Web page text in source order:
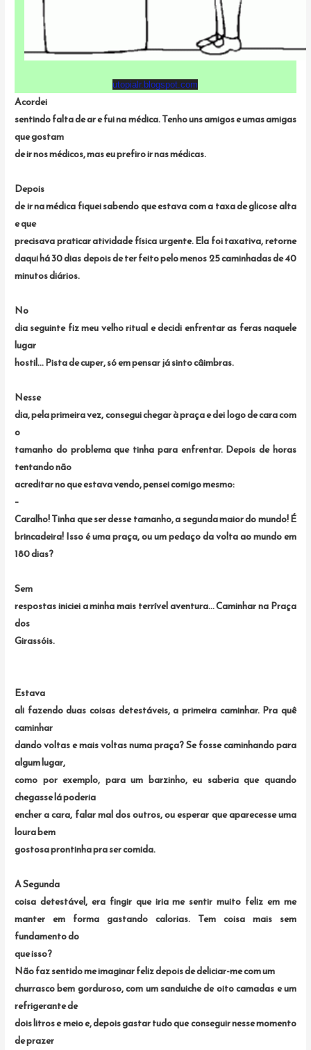
utopialr.blogspot.com
Acordei
sentindo falta de ar e fui na médica. Tenho uns amigos e umas amigas
que gostam
de ir nos médicos, mas eu prefiro ir nas médicas.
Depois
de ir na médica fiquei sabendo que estava com a taxa de glicose alta
e que
precisava praticar atividade física urgente. Ela foi taxativa, retorne
daqui há 30 dias depois de ter feito pelo menos 25 caminhadas de 40
minutos diários.
No
dia seguinte fiz meu velho ritual e decidi enfrentar as feras naquele
lugar
hostil… Pista de cuper, só em pensar já sinto câimbras.
Nesse
dia, pela primeira vez, consegui chegar à praça e dei logo de cara com
o
tamanho do problema que tinha para enfrentar. Depois de horas
tentando não
acreditar no que estava vendo, pensei comigo mesmo:
–
Caralho! Tinha que ser desse tamanho, a segunda maior do mundo! É
brincadeira! Isso é uma praça, ou um pedaço da volta ao mundo em
180 dias?
Sem
respostas iniciei a minha mais terrível aventura… Caminhar na Praça
dos
Girassóis.
Estava
ali fazendo duas coisas detestáveis, a primeira caminhar. Pra quê
caminhar
dando voltas e mais voltas numa praça? Se fosse caminhando para
algum lugar,
como por exemplo, para um barzinho, eu saberia que quando
chegasse lá poderia
encher a cara, falar mal dos outros, ou esperar que aparecesse uma
loura bem
gostosa prontinha pra ser comida.
A Segunda
coisa detestável, era fingir que iria me sentir muito feliz em me
manter em forma gastando calorias. Tem coisa mais sem
fundamento do
que isso?
Não faz sentido me imaginar feliz depois de deliciar-me com um
churrasco bem gorduroso, com um sanduiche de oito camadas e um
refrigerante de
dois litros e meio e, depois gastar tudo que conseguir nesse momento
de prazer